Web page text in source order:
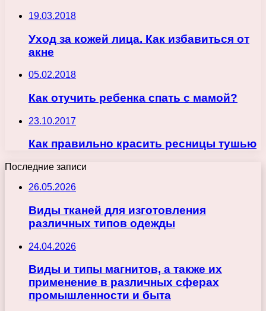
19.03.2018
Уход за кожей лица. Как избавиться от
акне
05.02.2018
Как отучить ребенка спать с мамой?
23.10.2017
Как правильно красить ресницы тушью
Последние записи
26.05.2026
Виды тканей для изготовления
различных типов одежды
24.04.2026
Виды и типы магнитов, а также их
применение в различных сферах
промышленности и быта